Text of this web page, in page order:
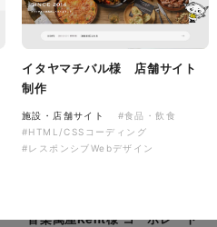
音楽萬屋Kent様 コーポレート
イタヤマチバル様 店舗サイト
制作
施設・店舗サイト
#食品・飲食
#HTML/CSSコーディング
#レスポンシブWebデザイン